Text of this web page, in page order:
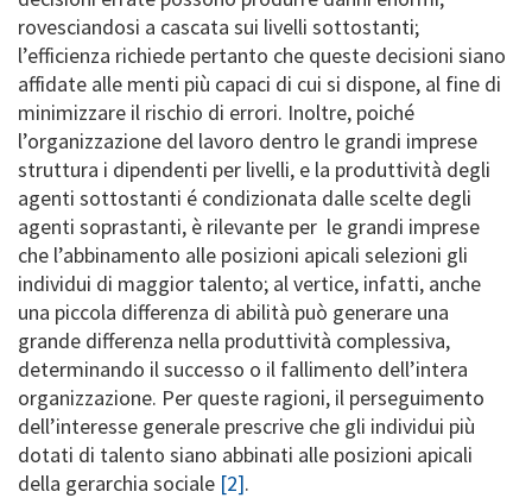
rovesciandosi a cascata sui livelli sottostanti;
l’efficienza richiede pertanto che queste decisioni siano
affidate alle menti più capaci di cui si dispone, al fine di
minimizzare il rischio di errori. Inoltre, poiché
l’organizzazione del lavoro dentro le grandi imprese
struttura i dipendenti per livelli, e la produttività degli
agenti sottostanti é condizionata dalle scelte degli
agenti soprastanti, è rilevante per le grandi imprese
che l’abbinamento alle posizioni apicali selezioni gli
individui di maggior talento; al vertice, infatti, anche
una piccola differenza di abilità può generare una
grande differenza nella produttività complessiva,
determinando il successo o il fallimento dell’intera
organizzazione. Per queste ragioni, il perseguimento
dell’interesse generale prescrive che gli individui più
dotati di talento siano abbinati alle posizioni apicali
della gerarchia sociale [2].